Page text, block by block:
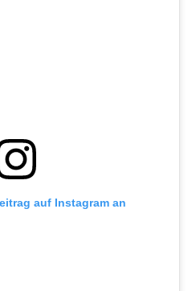
auf Instagram an